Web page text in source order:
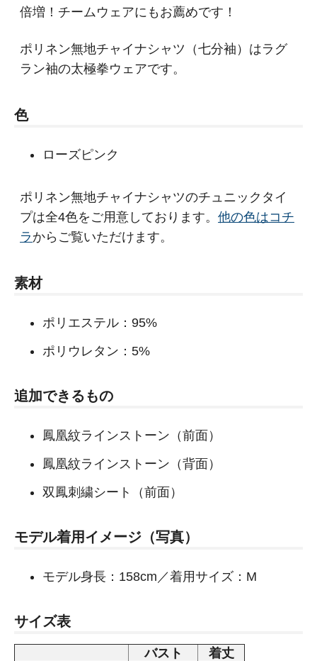
倍増！チームウェアにもお薦めです！
ポリネン無地チャイナシャツ（七分袖）はラグ
ラン袖の太極拳ウェアです。
色
ローズピンク
ポリネン無地チャイナシャツのチュニックタイ
プは全4色をご用意しております。 他の色はコチ
ラからご覧いただけます。
素材
ポリエステル：95%
ポリウレタン：5%
追加できるもの
鳳凰紋ラインストーン（前面）
鳳凰紋ラインストーン（背面）
双鳳刺繍シート（前面）
モデル着用イメージ（写真）
モデル身長：158cm／着用サイズ：M
サイズ表
バスト
着丈